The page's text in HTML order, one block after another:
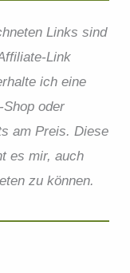
Links sind
Link
ich eine
oder
am Preis.Diese
es mir, auch
zu können.